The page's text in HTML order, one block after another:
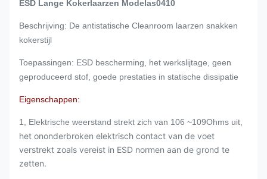
ESD Lange Kokerlaarzen Modelas0410
Beschrijving: De antistatische Cleanroom laarzen snakken
kokerstijl
Toepassingen: ESD bescherming, het werkslijtage, geen
geproduceerd stof, goede prestaties in statische dissipatie
Eigenschappen:
1, Elektrische weerstand strekt zich van 106 ~109Ohms uit,
het ononderbroken elektrisch contact van de voet
verstrekt zoals vereist in ESD normen aan de grond te
zetten.